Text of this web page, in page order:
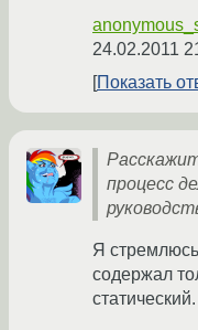
24.02.2011
Показать
процесс
Я
содержал
статический.